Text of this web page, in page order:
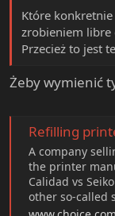
Które
zrobieniem libre
Przecież to jest
Żeby wymienić
Refilling printer
A company
the printer
Calidad vs
other so-called